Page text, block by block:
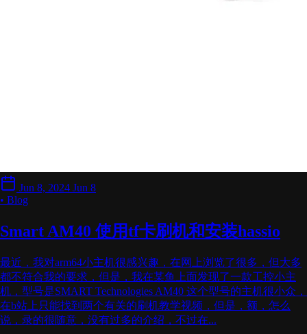
Jun 8, 2024 Jun 8
• Blog
Smart AM40 使用tf卡刷机和安装hassio
最近，我对arm64小主机很感兴趣，在网上浏览了很多，但大多
都不符合我的要求，但是，我在某鱼上面发现了一款工控小主
机，型号是SMART Technologies AM40 这个型号的主机很小众，
在b站上只能找到两个有关的刷机教学视频，但是，额，怎么
说，录的很随意，没有过多的介绍，不过在...